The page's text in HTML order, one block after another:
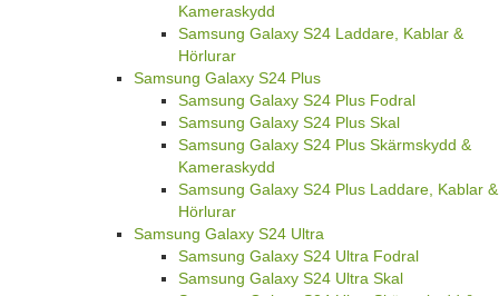
Kameraskydd
Samsung Galaxy S24 Laddare, Kablar &
Hörlurar
Samsung Galaxy S24 Plus
Samsung Galaxy S24 Plus Fodral
Samsung Galaxy S24 Plus Skal
Samsung Galaxy S24 Plus Skärmskydd &
Kameraskydd
Samsung Galaxy S24 Plus Laddare, Kablar &
Hörlurar
Samsung Galaxy S24 Ultra
Samsung Galaxy S24 Ultra Fodral
Samsung Galaxy S24 Ultra Skal